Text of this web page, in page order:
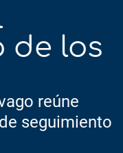
de los
reúne
seguimiento